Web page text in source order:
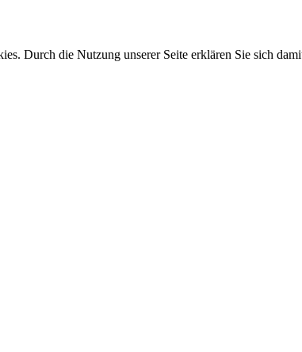
Durch die Nutzung unserer Seite erklären Sie sich